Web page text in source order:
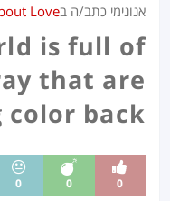
אנונימי כתב/ה בLove
is full of
that are
back
0
0
0